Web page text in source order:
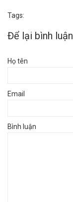
Tags:
Để lại bình luận
Họ tên
Email
Bình luận